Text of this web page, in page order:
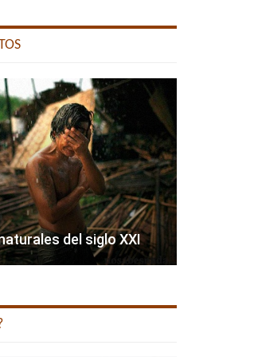
del siglo XXI